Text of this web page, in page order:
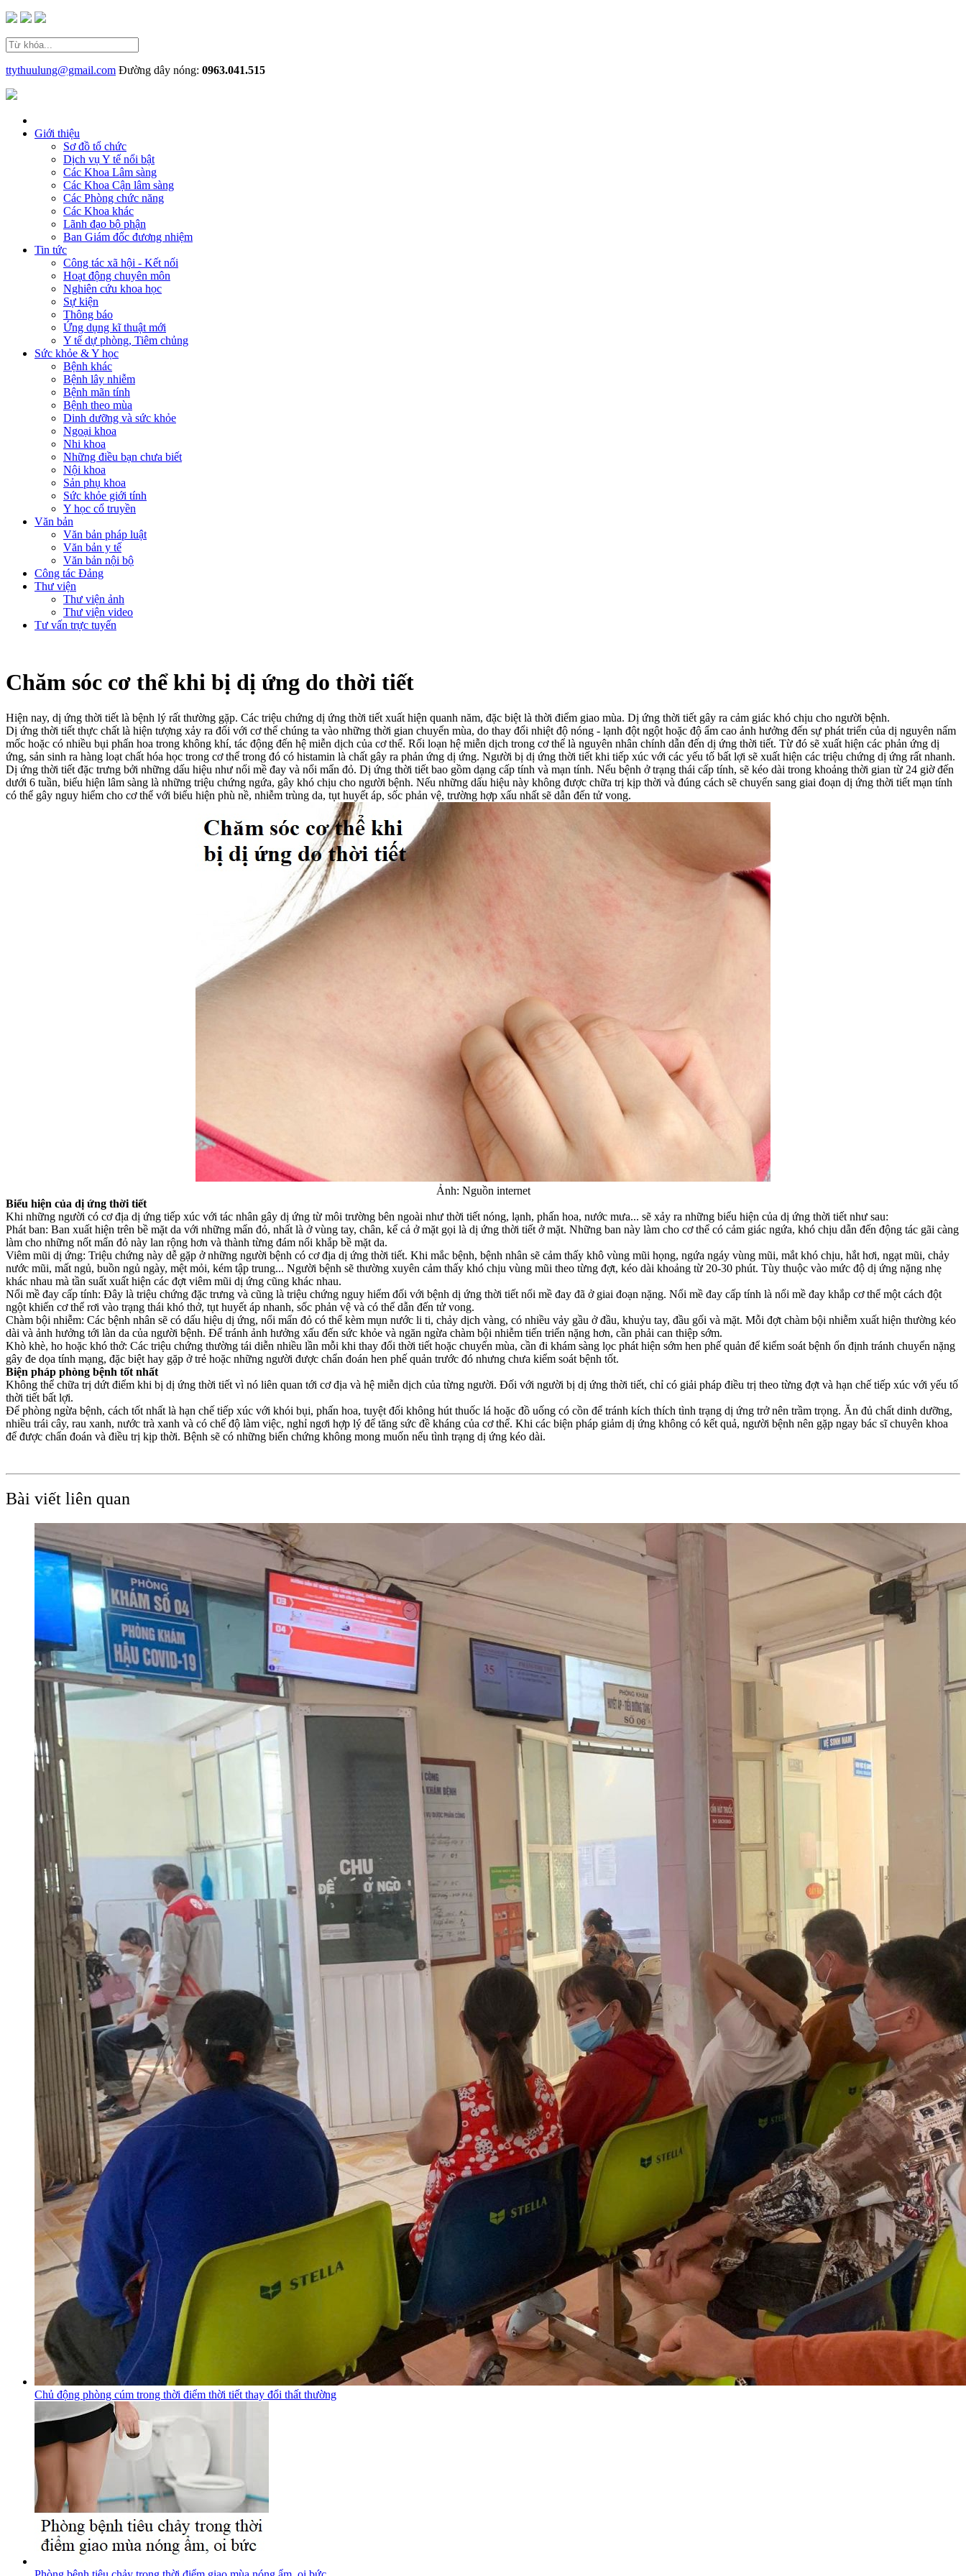
ttythuulung@gmail.com Đường dây nóng: 0963.041.515
Giới thiệu
Sơ đồ tổ chức
Dịch vụ Y tế nổi bật
Các Khoa Lâm sàng
Các Khoa Cận lâm sàng
Các Phòng chức năng
Các Khoa khác
Lãnh đạo bộ phận
Ban Giám đốc đương nhiệm
Tin tức
Công tác xã hội - Kết nối
Hoạt động chuyên môn
Nghiên cứu khoa học
Sự kiện
Thông báo
Ứng dụng kĩ thuật mới
Y tế dự phòng, Tiêm chủng
Sức khỏe & Y học
Bệnh khác
Bệnh lây nhiễm
Bệnh mãn tính
Bệnh theo mùa
Dinh dưỡng và sức khỏe
Ngoại khoa
Nhi khoa
Những điều bạn chưa biết
Nội khoa
Sản phụ khoa
Sức khỏe giới tính
Y học cổ truyền
Văn bản
Văn bản pháp luật
Văn bản y tế
Văn bản nội bộ
Công tác Đảng
Thư viện
Thư viện ảnh
Thư viện video
Tư vấn trực tuyến
Chăm sóc cơ thể khi bị dị ứng do thời tiết
Hiện nay, dị ứng thời tiết là bệnh lý rất thường gặp. Các triệu chứng dị ứng thời tiết xuất hiện quanh năm, đặc biệt là thời điểm giao mùa. Dị ứng thời tiết gây ra cảm giác khó chịu cho người bệnh.
Dị ứng thời tiết thực chất là hiện tượng xảy ra đối với cơ thể chúng ta vào những thời gian chuyển mùa, do thay đổi nhiệt độ nóng - lạnh đột ngột hoặc độ ẩm cao ảnh hưởng đến sự phát triển của dị nguyên nấm
mốc hoặc có nhiều bụi phấn hoa trong không khí, tác động đến hệ miễn dịch của cơ thể. Rối loạn hệ miễn dịch trong cơ thể là nguyên nhân chính dẫn đến dị ứng thời tiết. Từ đó sẽ xuất hiện các phản ứng dị
ứng, sản sinh ra hàng loạt chất hóa học trong cơ thể trong đó có histamin là chất gây ra phản ứng dị ứng. Người bị dị ứng thời tiết khi tiếp xúc với các yếu tố bất lợi sẽ xuất hiện các triệu chứng dị ứng rất nhanh.
Dị ứng thời tiết đặc trưng bởi những dấu hiệu như nổi mề đay và nổi mẩn đỏ. Dị ứng thời tiết bao gồm dạng cấp tính và mạn tính. Nếu bệnh ở trạng thái cấp tính, sẽ kéo dài trong khoảng thời gian từ 24 giờ đến
dưới 6 tuần, biểu hiện lâm sàng là những triệu chứng ngứa, gây khó chịu cho người bệnh. Nếu những dấu hiệu này không được chữa trị kịp thời và đúng cách sẽ chuyển sang giai đoạn dị ứng thời tiết mạn tính
có thể gây nguy hiểm cho cơ thể với biểu hiện phù nề, nhiễm trùng da, tụt huyết áp, sốc phản vệ, trường hợp xấu nhất sẽ dẫn đến tử vong.
Ảnh: Nguồn internet
Biểu hiện của dị ứng thời tiết
Khi những người có cơ địa dị ứng tiếp xúc với tác nhân gây dị ứng từ môi trường bên ngoài như thời tiết nóng, lạnh, phấn hoa, nước mưa... sẽ xảy ra những biểu hiện của dị ứng thời tiết như sau:
Phát ban: Ban xuất hiện trên bề mặt da với những mẩn đỏ, nhất là ở vùng tay, chân, kể cả ở mặt gọi là dị ứng thời tiết ở mặt. Những ban này làm cho cơ thể có cảm giác ngứa, khó chịu dẫn đến động tác gãi càng
làm cho những nốt mẩn đỏ này lan rộng hơn và thành từng đám nổi khắp bề mặt da.
Viêm mũi dị ứng: Triệu chứng này dễ gặp ở những người bệnh có cơ địa dị ứng thời tiết. Khi mắc bệnh, bệnh nhân sẽ cảm thấy khô vùng mũi họng, ngứa ngáy vùng mũi, mắt khó chịu, hắt hơi, ngạt mũi, chảy
nước mũi, mất ngủ, buồn ngủ ngày, mệt mỏi, kém tập trung... Người bệnh sẽ thường xuyên cảm thấy khó chịu vùng mũi theo từng đợt, kéo dài khoảng từ 20-30 phút. Tùy thuộc vào mức độ dị ứng nặng nhẹ
khác nhau mà tần suất xuất hiện các đợt viêm mũi dị ứng cũng khác nhau.
Nổi mề đay cấp tính: Đây là triệu chứng đặc trưng và cũng là triệu chứng nguy hiểm đối với bệnh dị ứng thời tiết nổi mề đay đã ở giai đoạn nặng. Nổi mề đay cấp tính là nổi mề đay khắp cơ thể một cách đột
ngột khiến cơ thể rơi vào trạng thái khó thở, tụt huyết áp nhanh, sốc phản vệ và có thể dẫn đến tử vong.
Chàm bội nhiễm: Các bệnh nhân sẽ có dấu hiệu dị ứng, nổi mẩn đỏ có thể kèm mụn nước li ti, chảy dịch vàng, có nhiều vảy gầu ở đầu, khuỷu tay, đầu gối và mặt. Mỗi đợt chàm bội nhiễm xuất hiện thường kéo
dài và ảnh hưởng tới làn da của người bệnh. Để tránh ảnh hưởng xấu đến sức khỏe và ngăn ngừa chàm bội nhiễm tiến triển nặng hơn, cần phải can thiệp sớm.
Khò khè, ho hoặc khó thở: Các triệu chứng thường tái diễn nhiều lần mỗi khi thay đổi thời tiết hoặc chuyển mùa, cần đi khám sàng lọc phát hiện sớm hen phế quản để kiểm soát bệnh ổn định tránh chuyển nặng
gây đe dọa tính mạng, đặc biệt hay gặp ở trẻ hoặc những người được chẩn đoán hen phế quản trước đó nhưng chưa kiểm soát bệnh tốt.
Biện pháp phòng bệnh tốt nhất
Không thể chữa trị dứt điểm khi bị dị ứng thời tiết vì nó liên quan tới cơ địa và hệ miễn dịch của từng người. Đối với người bị dị ứng thời tiết, chỉ có giải pháp điều trị theo từng đợt và hạn chế tiếp xúc với yếu tố
thời tiết bất lợi.
Để phòng ngừa bệnh, cách tốt nhất là hạn chế tiếp xúc với khói bụi, phấn hoa, tuyệt đối không hút thuốc lá hoặc đồ uống có cồn để tránh kích thích tình trạng dị ứng trở nên trầm trọng. Ăn đủ chất dinh dưỡng,
nhiều trái cây, rau xanh, nước trà xanh và có chế độ làm việc, nghỉ ngơi hợp lý để tăng sức đề kháng của cơ thể. Khi các biện pháp giảm dị ứng không có kết quả, người bệnh nên gặp ngay bác sĩ chuyên khoa
để được chẩn đoán và điều trị kịp thời. Bệnh sẽ có những biến chứng không mong muốn nếu tình trạng dị ứng kéo dài.
Bài viết liên quan
Chủ động phòng cúm trong thời điểm thời tiết thay đổi thất thường